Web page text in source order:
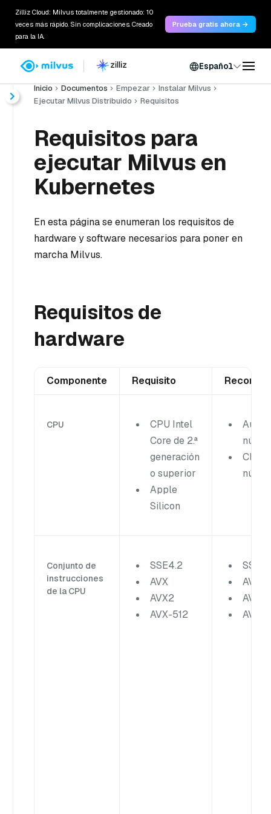
Zilliz Cloud: Milvus totalmente gestionado: 10
veces más rápido. Sin complicaciones. Creado
para la IA.
Prueba gratis ahora →
Español
Inicio Documentos Empezar
Instalar Milvus
Ejecutar Milvus Distribuido
Requisitos
Requisitos para
ejecutar Milvus en
Kubernetes
En esta página se enumeran los requisitos de
hardware y software necesarios para poner en
marcha Milvus.
Requisitos de
hardware
Componente Requisito
CPU
CPU Intel
Core de 2.ª
generación
o superior
Apple
Silicon
Conjunto de
instrucciones
de la CPU
SSE4.2
AVX
AVX2
AVX-512
AVX
AVX2
AVX-